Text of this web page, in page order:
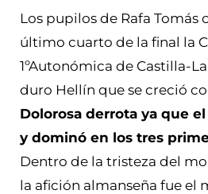
Los pupilos de Rafa Tomás
último cuarto de la final la
1ºAutonómica de Castilla-
duro Hellín que se creció
Dolorosa derrota ya que
y dominó en los tres
Dentro de la tristeza del
la afición almanseña fue el